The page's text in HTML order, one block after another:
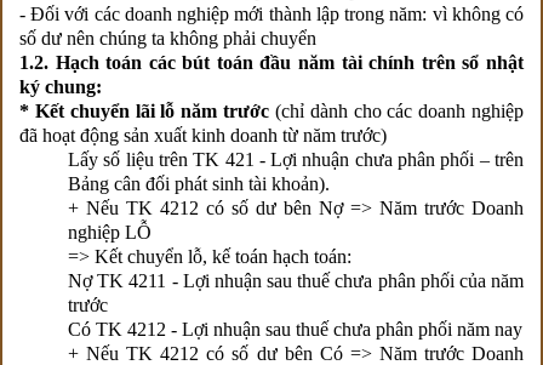
- Đối với các doanh nghiệp mới thành lập trong năm: vì không có
số dư nên chúng ta không phải chuyển
1.2. Hạch toán các bút toán đầu năm tài chính trên sổ nhật
ký chung:
* Kết chuyển lãi lỗ năm trước (chỉ dành cho các doanh nghiệp
đã hoạt động sản xuất kinh doanh từ năm trước)
Lấy số liệu trên TK 421 - Lợi nhuận chưa phân phối – trên
Bảng cân đối phát sinh tài khoản).
+ Nếu TK 4212 có số dư bên Nợ => Năm trước Doanh
nghiệp LỖ
=> Kết chuyển lỗ, kế toán hạch toán:
Nợ TK 4211 - Lợi nhuận sau thuế chưa phân phối của năm
trước
Có TK 4212 - Lợi nhuận sau thuế chưa phân phối năm nay
+ Nếu TK 4212 có số dư bên Có => Năm trước Doanh